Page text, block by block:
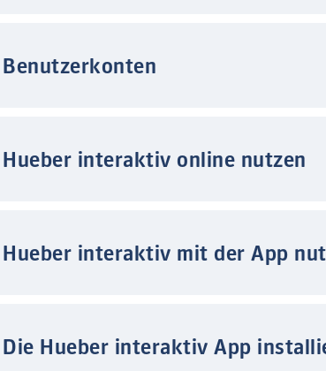
Benutzerkonten
Hueber interaktiv online nutzen
Hueber interaktiv mit der App
Die Hueber interaktiv App